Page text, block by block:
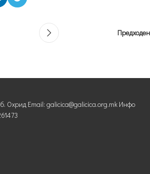
Предходен
Охрид Email: galicica@galicica.org.mk Инфо